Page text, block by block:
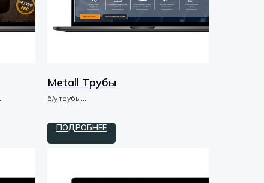
Metall Трубы
б/у трубы
ПОДРОБНЕЕ